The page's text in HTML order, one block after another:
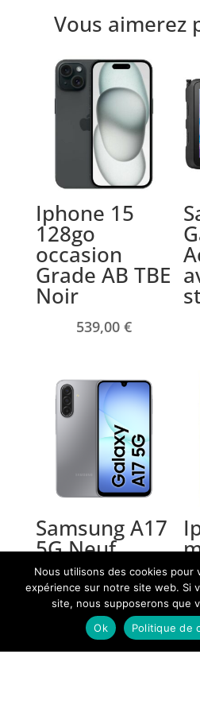
La boutique en ligne est
boutiques d'Angers et
Vous aimerez
Iphone 15
128go
occasion
Grade AB TBE
Noir
539,00 €
Samsung A17
5G Neuf
229,00€
Nous utilisons des cookies pour
expérience sur notre site web. Si
site, nous supposerons que
Ok
Politique de